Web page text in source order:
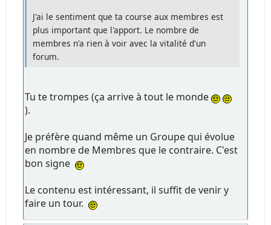
J'ai le sentiment que ta course aux membres est
plus important que l'apport. Le nombre de
membres n'a rien à voir avec la vitalité d'un
forum.
Tu te trompes (ça arrive à tout le monde
).
Je préfère quand même un Groupe qui évolue
en nombre de Membres que le contraire. C'est
bon signe
Le contenu est intéressant, il suffit de venir y
faire un tour.